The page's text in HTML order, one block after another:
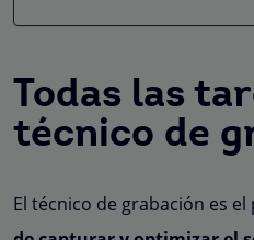
Todas las
técnico de
El técnico de grabación es